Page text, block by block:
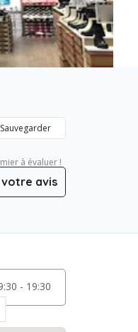
Sauvegarder
à évaluer !
avis
- 19:30